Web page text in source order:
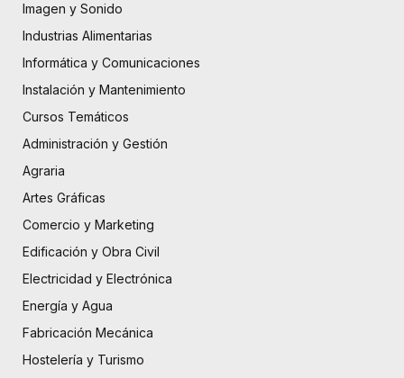
Imagen y Sonido
Industrias Alimentarias
Informática y Comunicaciones
Instalación y Mantenimiento
Cursos Temáticos
Administración y Gestión
Agraria
Artes Gráficas
Comercio y Marketing
Edificación y Obra Civil
Electricidad y Electrónica
Energía y Agua
Fabricación Mecánica
Hostelería y Turismo